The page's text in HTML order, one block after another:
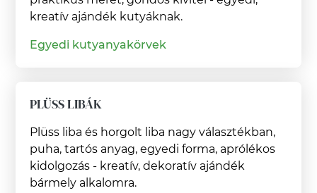
kreatív ajándék kutyáknak.
Egyedi kutyanyakörvek
PLÜSS LIBÁK
Plüss liba és horgolt liba nagy választékban,
puha, tartós anyag, egyedi forma, aprólékos
kidolgozás - kreatív, dekoratív ajándék
bármely alkalomra.